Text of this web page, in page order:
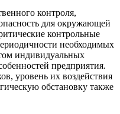
контроля,
для окружающей
контрольные
необходимых
индивидуальных
предприятия.
уровень их воздействия
обстановку также